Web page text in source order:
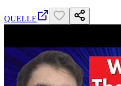
QUELLE